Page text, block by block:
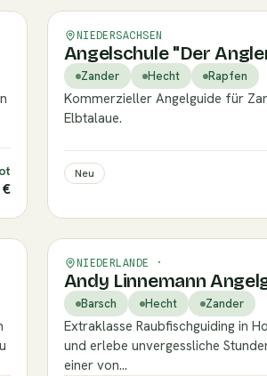
NIEDERSACHSEN
Angelschule "Der
Zander Hecht Rapfen
Kommerzieller Angelguide für
Elbtalaue.
Neu
NIEDERLANDE ·
Andy Linnemann
Barsch Hecht Zander
Extraklasse Raubfischguiding in
und erlebe unvergessliche
einer von…